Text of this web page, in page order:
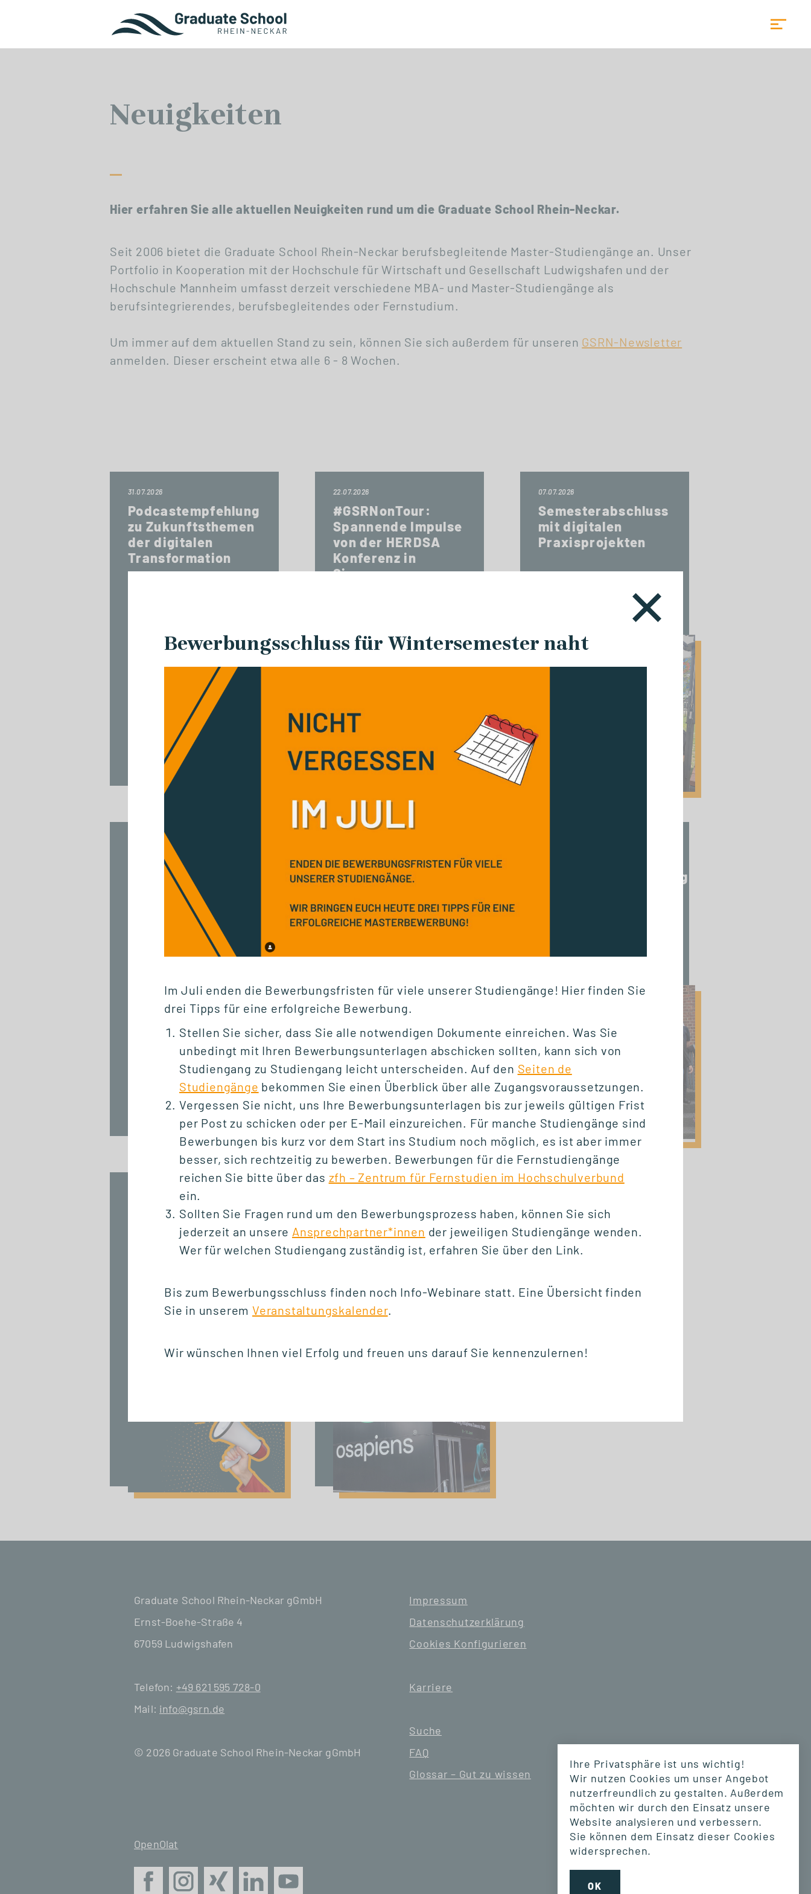
Neuigkeiten
Hier erfahren Sie alle aktuellen Neuigkeiten rund um die Graduate School Rhein-Neckar.
Seit 2006 bietet die Graduate School Rhein-Neckar berufsbegleitende Master-Studiengänge an. Unser
Portfolio in Kooperation mit der Hochschule für Wirtschaft und Gesellschaft Ludwigshafen und der
Hochschule Mannheim umfasst derzeit verschiedene MBA- und Master-Studiengänge als
berufsintegrierendes, berufsbegleitendes oder Fernstudium.
Um immer auf dem aktuellen Stand zu sein, können Sie sich außerdem für unseren GSRN-Newsletter
anmelden. Dieser erscheint etwa alle 6 - 8 Wochen.
31.07.2026
Podcastempfehlung
zu Zukunftsthemen
der digitalen
Transformation
22.07.2026
#GSRNonTour:
Spannende Impulse
von der HERDSA
Konferenz in
Singapur
07.07.2026
Semesterabschluss
mit digitalen
Praxisprojekten
Wettbewerbsvorteil
Lernen: Gemeinsam
den Mittelstand
#GSRNonTour:
Logistik hautnah
Breakbulk Europe
2026 in Rotterdam
Sommerklausurtagung
Bewerbungsschluss
für eine Aufnahme
im Wintersemester
2026/27 naht
Graduate School
Rhein-Neckar beim
Sustainability
osapiens Summit
Bewerbungsschluss für Wintersemester naht
Im Juli enden die Bewerbungsfristen für viele unserer Studiengänge! Hier finden Sie
drei Tipps für eine erfolgreiche Bewerbung.
Stellen Sie sicher, dass Sie alle notwendigen Dokumente einreichen. Was Sie
unbedingt mit Ihren Bewerbungsunterlagen abschicken sollten, kann sich von
Studiengang zu Studiengang leicht unterscheiden. Auf den Seiten de
Studiengänge bekommen Sie einen Überblick über alle Zugangsvoraussetzungen.
Vergessen Sie nicht, uns Ihre Bewerbungsunterlagen bis zur jeweils gültigen Frist
per Post zu schicken oder per E-Mail einzureichen. Für manche Studiengänge sind
Bewerbungen bis kurz vor dem Start ins Studium noch möglich, es ist aber immer
besser, sich rechtzeitig zu bewerben. Bewerbungen für die Fernstudiengänge
reichen Sie bitte über das zfh – Zentrum für Fernstudien im Hochschulverbund
ein.
Sollten Sie Fragen rund um den Bewerbungsprozess haben, können Sie sich
jederzeit an unsere Ansprechpartner*innen der jeweiligen Studiengänge wenden.
Wer für welchen Studiengang zuständig ist, erfahren Sie über den Link.
Bis zum Bewerbungsschluss finden noch Info-Webinare statt. Eine Übersicht finden
Sie in unseremVeranstaltungskalender.
Wir wünschen Ihnen viel Erfolg und freuen uns darauf Sie kennenzulernen!
Graduate School Rhein-Neckar gGmbH
Ernst-Boehe-Straße 4
67059 Ludwigshafen
Telefon: +49 621 595 728-0
Mail: info@gsrn.de
© 2026 Graduate School Rhein-Neckar gGmbH
Impressum
Datenschutzerklärung
Cookies Konfigurieren
Karriere
Suche
FAQ
Glossar – Gut zu wissen
OpenOlat
Ihre Privatsphäre ist uns wichtig!
Wir nutzen Cookies um unser Angebot
nutzerfreundlich zu gestalten. Außerdem
möchten wir durch den Einsatz unsere
Website analysieren und verbessern.
Sie können dem Einsatz dieser Cookies
widersprechen.
OK